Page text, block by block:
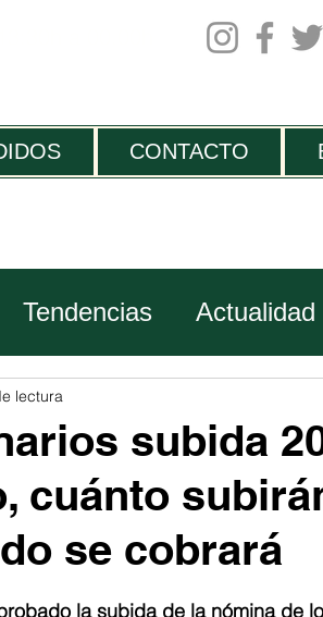
CONTACTO
Tendencias Actualidad
subida
cuánto
se cobrará
lectura
la subida de la nómina de